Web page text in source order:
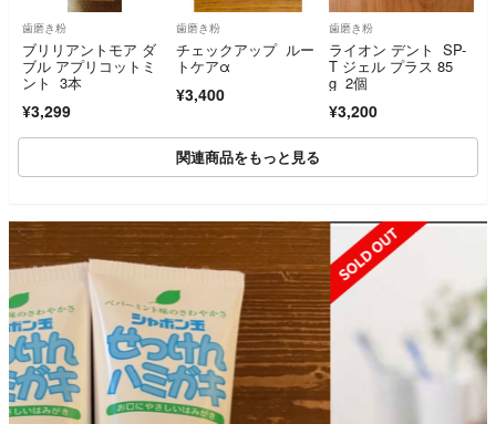
歯磨き粉
ブリリアントモア ダ
ブル アプリコットミ
ント 3本
¥3,299
歯磨き粉
チェックアップ ルー
トケアα
¥3,400
歯磨き粉
ライオン デント SP-
T ジェル プラス 85
g 2個
¥3,200
関連商品をもっと見る
SOLD OUT